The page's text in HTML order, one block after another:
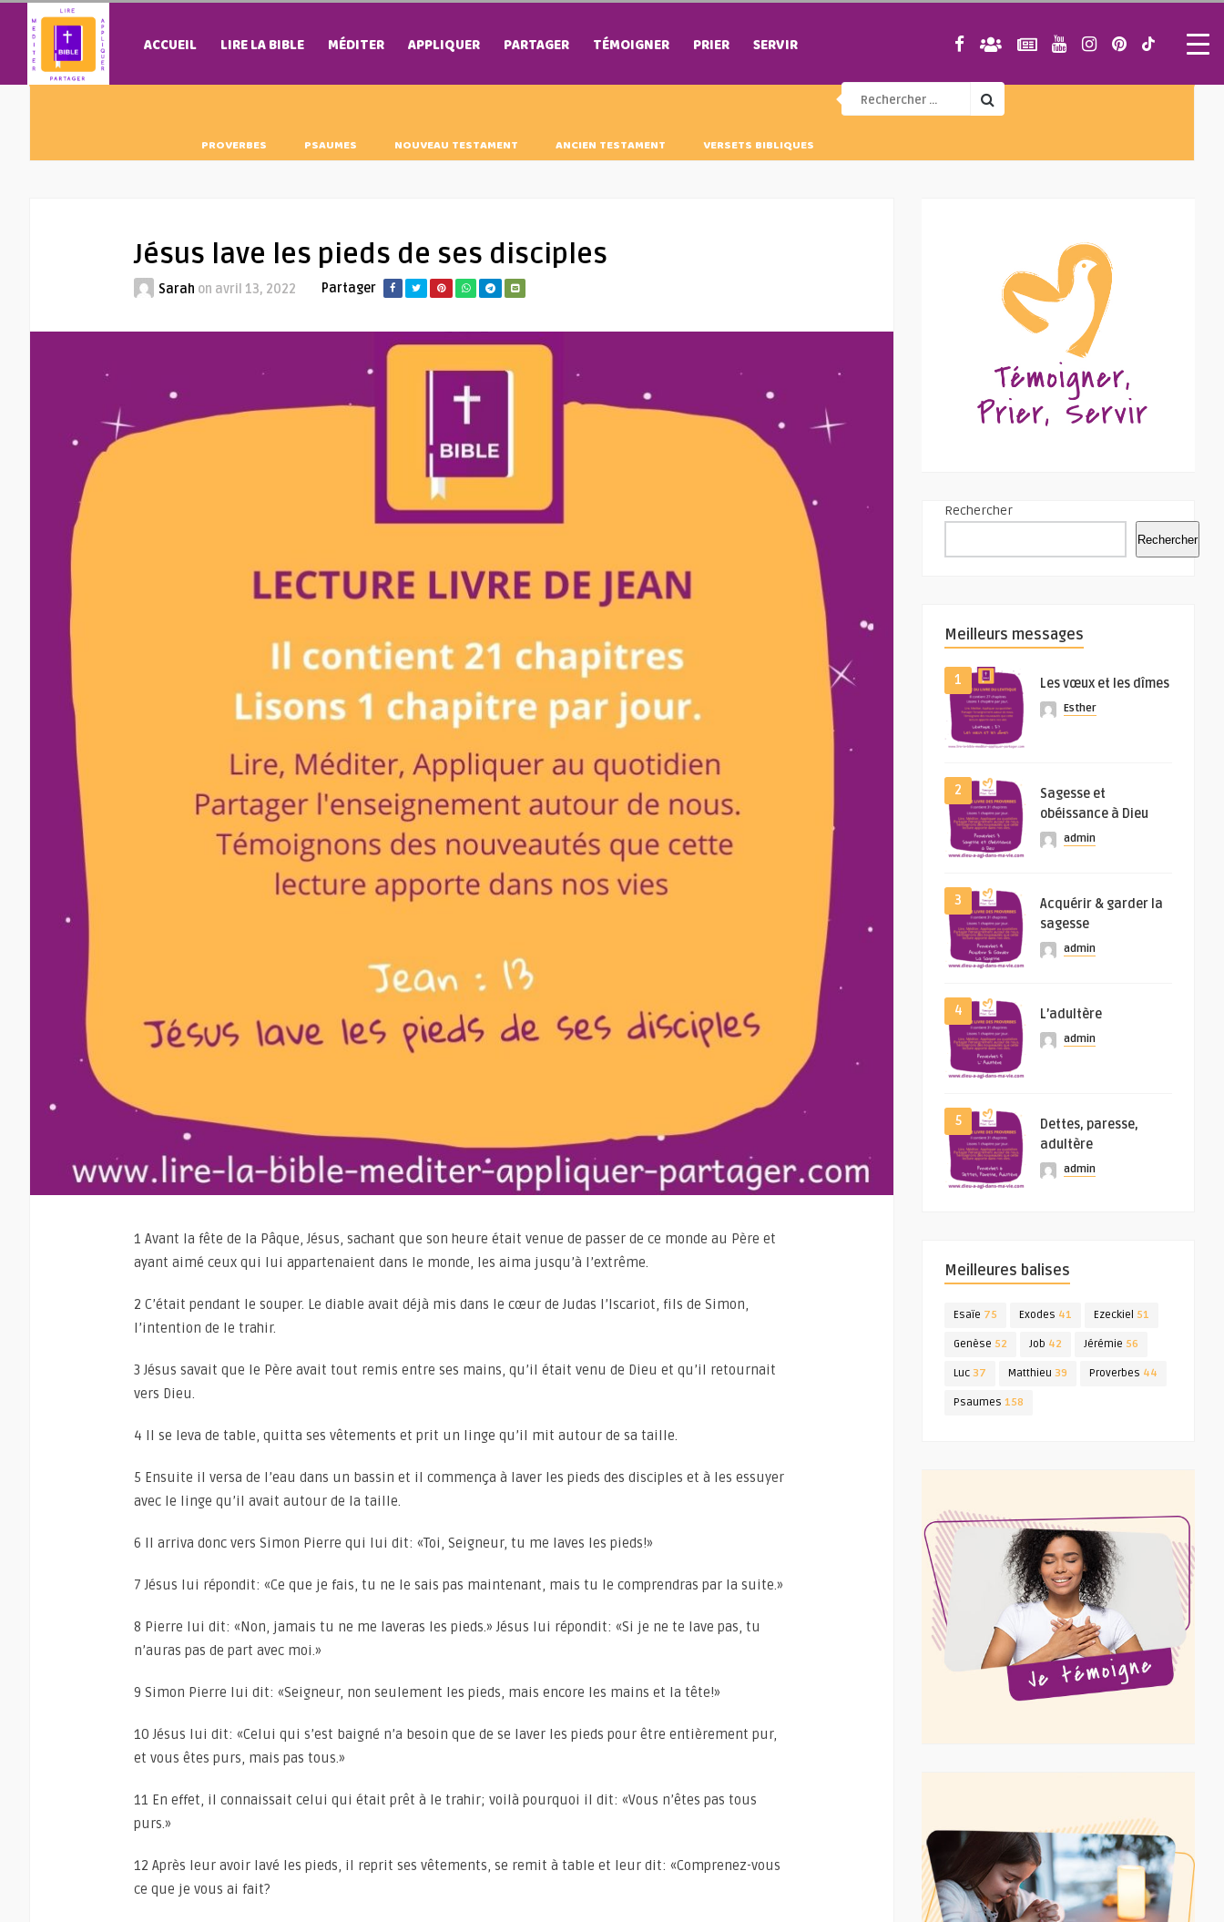
ACCUEIL LIRE LA BIBLE MÉDITER APPLIQUER PARTAGER TÉMOIGNER PRIER SERVIR
PROVERBES PSAUMES NOUVEAU TESTAMENT ANCIEN TESTAMENT VERSETS BIBLIQUES
Jésus lave les pieds de ses disciples
Sarah on avril 13, 2022 Partager
1 Avant la fête de la Pâque, Jésus, sachant que son heure était venue de passer de ce monde au Père et
ayant aimé ceux qui lui appartenaient dans le monde, les aima jusqu’à l’extrême.
2 C’était pendant le souper. Le diable avait déjà mis dans le cœur de Judas l’Iscariot, fils de Simon,
l’intention de le trahir.
3 Jésus savait que le Père avait tout remis entre ses mains, qu’il était venu de Dieu et qu’il retournait
vers Dieu.
4 Il se leva de table, quitta ses vêtements et prit un linge qu’il mit autour de sa taille.
5 Ensuite il versa de l’eau dans un bassin et il commença à laver les pieds des disciples et à les essuyer
avec le linge qu’il avait autour de la taille.
6 Il arriva donc vers Simon Pierre qui lui dit: «Toi, Seigneur, tu me laves les pieds!»
7 Jésus lui répondit: «Ce que je fais, tu ne le sais pas maintenant, mais tu le comprendras par la suite.»
8 Pierre lui dit: «Non, jamais tu ne me laveras les pieds.» Jésus lui répondit: «Si je ne te lave pas, tu
n’auras pas de part avec moi.»
9 Simon Pierre lui dit: «Seigneur, non seulement les pieds, mais encore les mains et la tête!»
10 Jésus lui dit: «Celui qui s’est baigné n’a besoin que de se laver les pieds pour être entièrement pur,
et vous êtes purs, mais pas tous.»
11 En effet, il connaissait celui qui était prêt à le trahir; voilà pourquoi il dit: «Vous n’êtes pas tous
purs.»
12 Après leur avoir lavé les pieds, il reprit ses vêtements, se remit à table et leur dit: «Comprenez-vous
ce que je vous ai fait?
Rechercher
Rechercher
Meilleurs messages
1 Les vœux et les dîmes
Esther
2
Sagesse et
obéissance à Dieu
admin
3
Acquérir & garder la
sagesse
admin
4 L’adultère
admin
5
Dettes, paresse,
adultère
admin
Meilleures balises
Esaïe 75 Exodes 41 Ezeckiel 51
Genèse 52 Job 42 Jérémie 56
Luc 37 Matthieu 39 Proverbes 44
Psaumes 158